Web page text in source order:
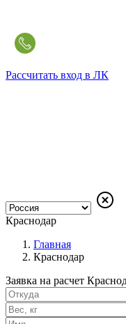
Рассчитать вход в ЛК
Краснодар
Главная
Краснодар
Заявка на расчет